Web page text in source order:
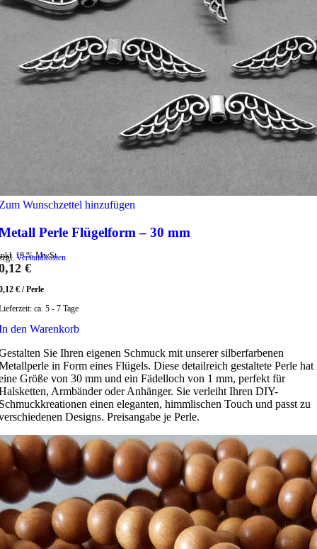
Wunschzettel hinzufügen
Perle Flügelform – 30 mm
19 % MwSt.
Versandkosten
€
€ /Perle
ca. 5 - 7 Tage
den Warenkorb
Sie Ihren eigenen Schmuck mit unserer silberfarbenen
in Form eines Flügels. Diese detailreich gestaltete Perle hat
Größe von 30 mm und ein Fädelloch von 1 mm, perfekt für
Armbänder oder Anhänger. Sie verleiht Ihren DIY-
einen eleganten, himmlischen Touch und passt zu
Designs. Preisangabe je Perle.